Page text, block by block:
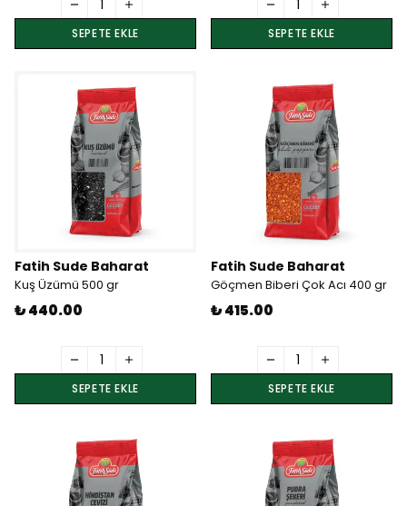
SEPETE EKLE SEPETE EKLE
Fatih Sude Baharat
Kuş Üzümü 500 gr
₺ 440.00
SEPETE EKLE
Fatih Sude Baharat
Göçmen Biberi Çok Acı 400 gr
₺ 415.00
SEPETE EKLE